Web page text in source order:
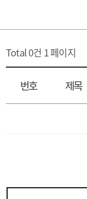
Total 0건 1 페이지
번호 제목